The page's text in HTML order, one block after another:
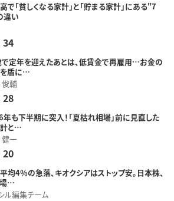
で「貧しくなる家計」と「貯まる家計」にある"7
違い
34
定年を迎えたあとは、低賃金で再雇用…お金の
盾に…
俊輔
28
も下半期に突入！「夏枯れ相場」前に見直した
と…
一
20
均4％の急落、キオクシアはストップ安。日本株、
…
ル編集チーム